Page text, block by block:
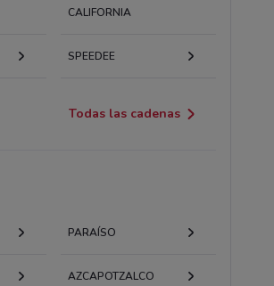
CALIFORNIA
SPEEDEE
Todas las cadenas
PARAÍSO
AZCAPOTZALCO